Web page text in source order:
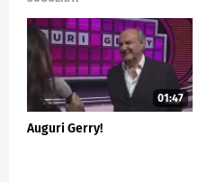
01:47
Auguri Gerry!